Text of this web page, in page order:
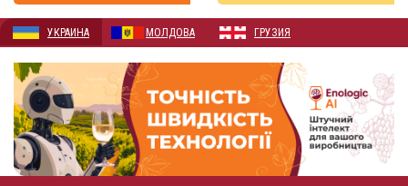
УКРАИНА МОЛДОВА ГРУЗИЯ